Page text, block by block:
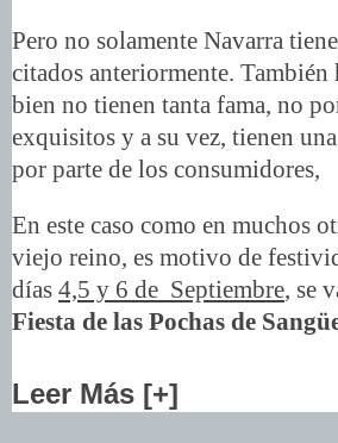
Pero no solamente Navarra
citados anteriormente. También
bien no tienen tanta fama, no
exquisitos y a su vez, tienen
por parte de los consumidores,
En este caso como en muchos
viejo reino, es motivo de
días 4,5 y 6 de Septiembre, se
Fiesta de las Pochas de
Leer Más [+]